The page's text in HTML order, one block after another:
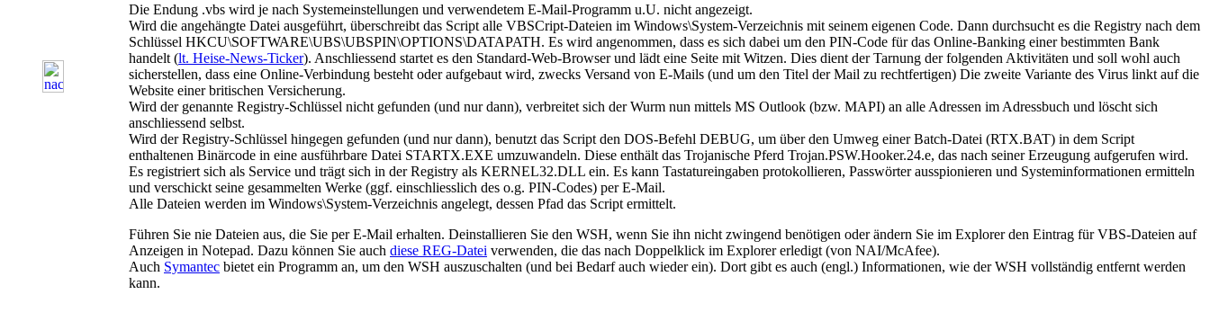
Die Endung .vbs wird je nach Systemeinstellungen und verwendetem E-Mail-Programm u.U. nicht angezeigt.
Wird die angehängte Datei ausgeführt, überschreibt das Script alle VBSCript-Dateien im Windows\System-Verzeichnis mit seinem eigenen Code. Dann durchsucht es die Registry nach dem
Schlüssel HKCU\SOFTWARE\UBS\UBSPIN\OPTIONS\DATAPATH. Es wird angenommen, dass es sich dabei um den PIN-Code für das Online-Banking einer bestimmten Bank
handelt (lt. Heise-News-Ticker). Anschliessend startet es den Standard-Web-Browser und lädt eine Seite mit Witzen. Dies dient der Tarnung der folgenden Aktivitäten und soll wohl auch
sicherstellen, dass eine Online-Verbindung besteht oder aufgebaut wird, zwecks Versand von E-Mails (und um den Titel der Mail zu rechtfertigen) Die zweite Variante des Virus linkt auf die
Website einer britischen Versicherung.
Wird der genannte Registry-Schlüssel nicht gefunden (und nur dann), verbreitet sich der Wurm nun mittels MS Outlook (bzw. MAPI) an alle Adressen im Adressbuch und löscht sich
anschliessend selbst.
Wird der Registry-Schlüssel hingegen gefunden (und nur dann), benutzt das Script den DOS-Befehl DEBUG, um über den Umweg einer Batch-Datei (RTX.BAT) in dem Script
enthaltenen Binärcode in eine ausführbare Datei STARTX.EXE umzuwandeln. Diese enthält das Trojanische Pferd Trojan.PSW.Hooker.24.e, das nach seiner Erzeugung aufgerufen wird.
Es registriert sich als Service und trägt sich in der Registry als KERNEL32.DLL ein. Es kann Tastatureingaben protokollieren, Passwörter ausspionieren und Systeminformationen ermitteln
und verschickt seine gesammelten Werke (ggf. einschliesslich des o.g. PIN-Codes) per E-Mail.
Alle Dateien werden im Windows\System-Verzeichnis angelegt, dessen Pfad das Script ermittelt.
Führen Sie nie Dateien aus, die Sie per E-Mail erhalten. Deinstallieren Sie den WSH, wenn Sie ihn nicht zwingend benötigen oder ändern Sie im Explorer den Eintrag für VBS-Dateien auf
Anzeigen in Notepad. Dazu können Sie auch diese REG-Datei verwenden, die das nach Doppelklick im Explorer erledigt (von NAI/McAfee).
Auch Symantec bietet ein Programm an, um den WSH auszuschalten (und bei Bedarf auch wieder ein). Dort gibt es auch (engl.) Informationen, wie der WSH vollständig entfernt werden
kann.